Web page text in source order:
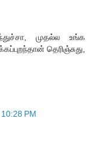
முதல்ல உங்க
தெரிஞ்சுது,
PM